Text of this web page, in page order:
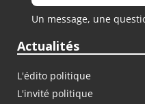
Un message, une
Actualités
L'édito politique
L'invité politique